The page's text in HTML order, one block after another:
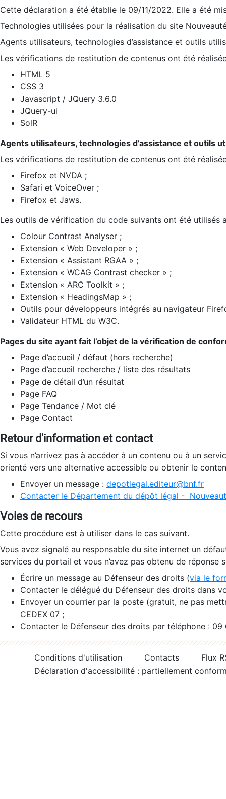
Cette déclaration a été établie le 09/11/2022. Elle a été
Technologies utilisées pour la réalisation du site
Agents utilisateurs, technologies d’assistance et outils
Les vérifications de restitution de contenus ont été
HTML 5
CSS 3
Javascript / JQuery 3.6.0
JQuery-ui
SolR
Agents utilisateurs, technologies d’assistance et outils
Les vérifications de restitution de contenus ont été
Firefox et NVDA ;
Safari et VoiceOver ;
Firefox et Jaws.
Les outils de vérification du code suivants ont été utilisés
Colour Contrast Analyser ;
Extension « Web Developer » ;
Extension « Assistant RGAA » ;
Extension « WCAG Contrast checker » ;
Extension « ARC Toolkit » ;
Extension « HeadingsMap » ;
Outils pour développeurs intégrés au navigateur
Validateur HTML du W3C.
Pages du site ayant fait l’objet de la vérification de
Page d’accueil / défaut (hors recherche)
Page d’accueil recherche / liste des résultats
Page de détail d’un résultat
Page FAQ
Page Tendance / Mot clé
Page Contact
Retour d'information et contact
Si vous n’arrivez pas à accéder à un contenu ou à un
orienté vers une alternative accessible ou obtenir le
Envoyer un message : depotlegal.editeur@bnf.fr
Contacter le Département du dépôt légal -
Voies de recours
Cette procédure est à utiliser dans le cas suivant.
Vous avez signalé au responsable du site internet un
services du portail et vous n’avez pas obtenu de réponse
Écrire un message au Défenseur des droits (via le
Contacter le délégué du Défenseur des droits dans
Envoyer un courrier par la poste (gratuit, ne pas
CEDEX 07 ;
Contacter le Défenseur des droits par téléphone :
Conditions d'utilisation Contacts
Flux
Déclaration d'accessibilité : partiellement